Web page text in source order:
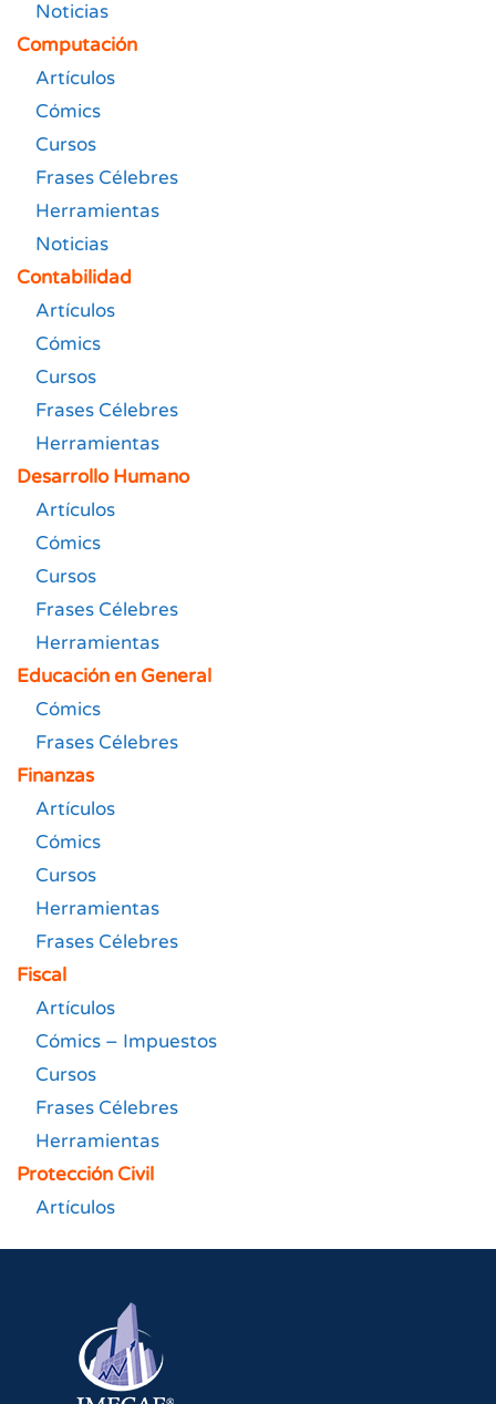
Noticias
Computación
Artículos
Cómics
Cursos
Frases Célebres
Herramientas
Noticias
Contabilidad
Artículos
Cómics
Cursos
Frases Célebres
Herramientas
Desarrollo Humano
Artículos
Cómics
Cursos
Frases Célebres
Herramientas
Educación en General
Cómics
Frases Célebres
Finanzas
Artículos
Cómics
Cursos
Herramientas
Frases Célebres
Fiscal
Artículos
Cómics – Impuestos
Cursos
Frases Célebres
Herramientas
Protección Civil
Artículos